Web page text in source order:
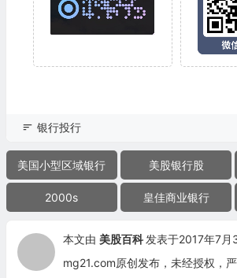
银行投行
美国小型区域银行 美股银行股
2000s 皇佳商业银行
本文由 美股百科 发表于2017年7月
mg21.com原创发布，未经授权，